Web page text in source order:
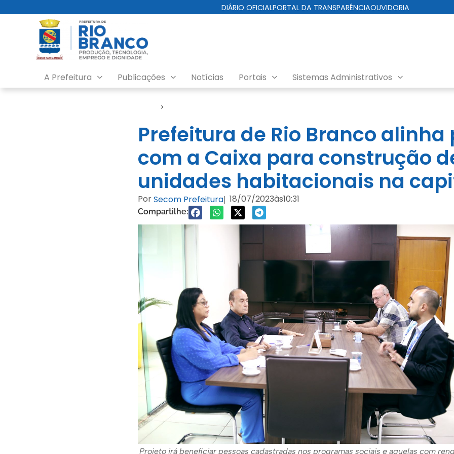
DIÁRIO OFICIALPORTAL DA TRANSPARÊNCIAOUVIDORIA
A Prefeitura Publicações Notícias Portais Sistemas Administrativos
›
Prefeitura de Rio Branco
com a Caixa para construção
unidades habitacionais na
PorSecom Prefeitura| 18/07/2023às10:31
Compartilhe:
Projeto irá beneficiar pessoas cadastradas nos programas sociais e aquelas com